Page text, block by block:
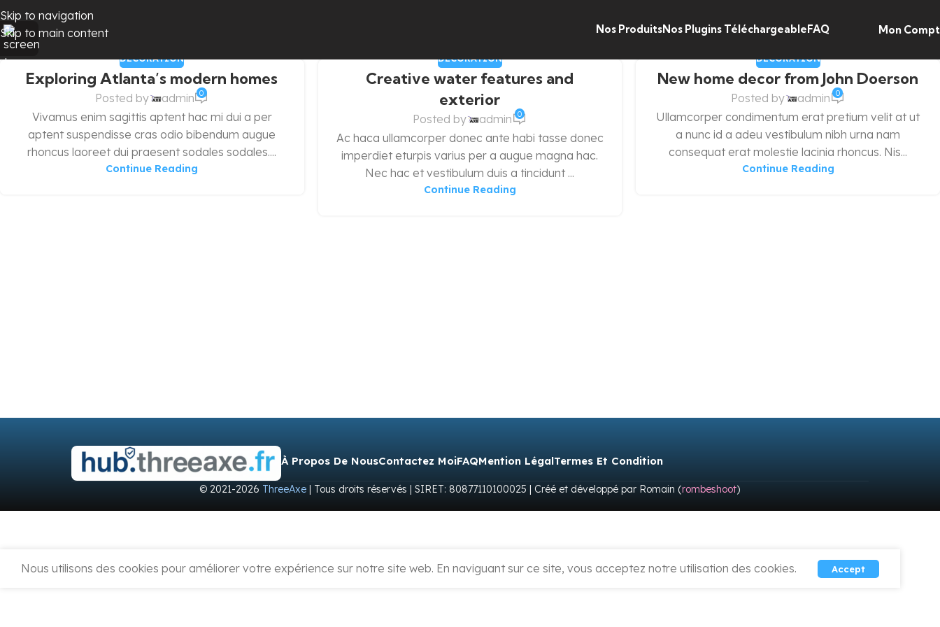
Skip to navigation
Skip to main content
Nos ProduitsNos Plugins TéléchargeableFAQ Mon
DECORATION
Exploring Atlanta’s modern homes
Posted by admin 0
Vivamus enim sagittis aptent hac mi dui a per
aptent suspendisse cras odio bibendum augue
rhoncus laoreet dui praesent sodales sodales....
Continue Reading
DECORATION
Creative water features and
exterior
Posted by admin 0
Ac haca ullamcorper donec ante habi tasse donec
imperdiet eturpis varius per a augue magna hac.
Nec hac et vestibulum duis a tincidunt ...
Continue Reading
DECORATION
New home decor from John Doerson
Posted by admin 0
Ullamcorper condimentum erat pretium velit at ut
a nunc id a adeu vestibulum nibh urna nam
consequat erat molestie lacinia rhoncus. Nis...
Continue Reading
À Propos De NousContactez MoiFAQMention LégalTermes Et Condition
© 2021-2026 ThreeAxe | Tous droits réservés | SIRET: 80877110100025 | Créé et développé par Romain (rombeshoot)
Nous utilisons des cookies pour améliorer votre expérience sur notre site web. En naviguant sur ce site, vous acceptez notre utilisation des cookies. Accept